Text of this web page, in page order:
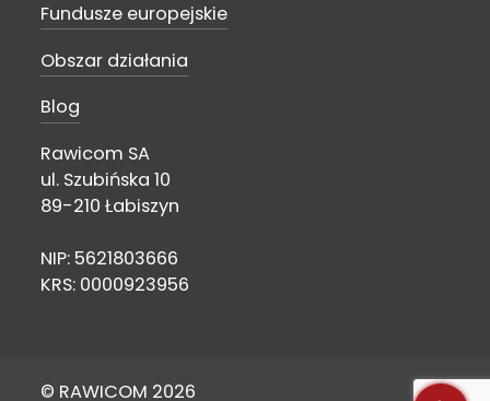
Fundusze europejskie
Obszar działania
Blog
Rawicom SA
ul. Szubińska 10
89-210 Łabiszyn
NIP: 5621803666
KRS: 0000923956
© RAWICOM 2026